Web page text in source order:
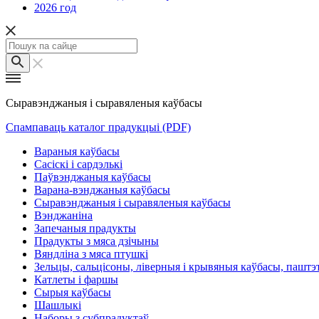
2026 год
Сыравэнджаныя і сыравяленыя каўбасы
Спампаваць каталог прадукцыі (PDF)
Вараныя каўбасы
Сасіскі і сардэлькі
Паўвэнджаныя каўбасы
Варана-вэнджаныя каўбасы
Сыравэнджаныя і сыравяленыя каўбасы
Вэнджаніна
Запечаныя прадукты
Прадукты з мяса дзічыны
Вяндліна з мяса птушкі
Зельцы, сальцісоны, ліверныя і крывяныя каўбасы,
Катлеты і фаршы
Сырыя каўбасы
Шашлыкі